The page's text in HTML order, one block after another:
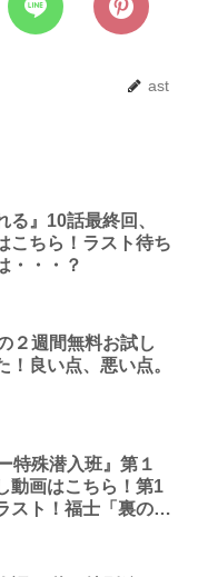
ast
る』10話最終回、
こちら！ラスト待ち
・・・？
２週間無料お試し
！良い点、悪い点。
特殊潜入班』第１
動画はこちら！第1
スト！福士「裏の裏